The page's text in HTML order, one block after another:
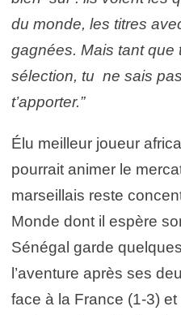
du monde, les titres
gagnées. Mais tant que
sélection, tu ne sais
t’apporter.”
Élu meilleur joueur
pourrait animer le
marseillais reste
Monde dont il espère
Sénégal garde
l’aventure après ses
face à la France (1-3)